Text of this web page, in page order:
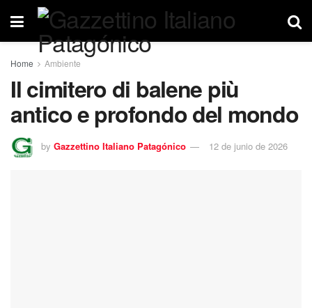
Home Ambiente
Il cimitero di balene più
antico e profondo del mondo
by Gazzettino Italiano Patagónico 12 de junio de 2026